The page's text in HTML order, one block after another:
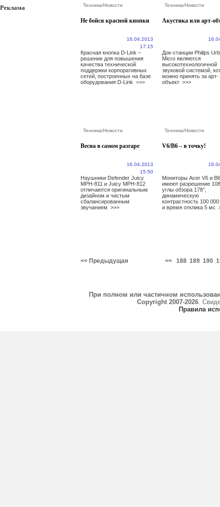
Реклама Техника/Новости
Не бойся красной кнопки
16.04.2013
17:15
Красная кнопка D-Link –
решение для повышения
качества технической
поддержки корпоративных
сетей, построенных на базе
оборудования D-Link >>>
Техника/Новости
Акустика или арт-
Док-станции Philips
Micro являются
высокотехнологичной
звуковой системой,
можно принять за арт-
объект >>>
Техника/Новости
Весна в самом разгаре
16.04.2013
15:50
Наушники Defender Juicy
MPH-811 и Juicy MPH-812
отличаются оригинальным
дизайном и чистым
сбалансированным
звучанием >>>
Техника/Новости
V6/B6 – в точку!
Мониторы Acer V6 и B6
имеют разрешение
углы обзора 178°,
динамическую
контрастность 100
и время отклика 5 мс
<< Предыдущая << 188 189 190
При полном или частичном
Copyright 2007-2026.
Правила